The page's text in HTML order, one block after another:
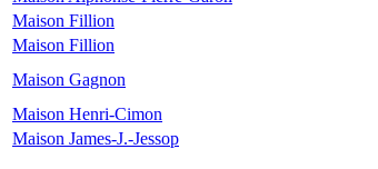
Maison Fillion
Maison Fillion
Maison Gagnon
Maison Henri-Cimon
Maison James-J.-Jessop